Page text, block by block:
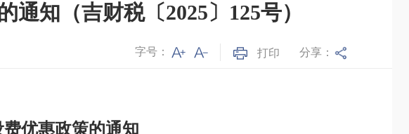
知（吉财税〔2025〕125号）
字号： 打印 分享：
优惠政策的通知